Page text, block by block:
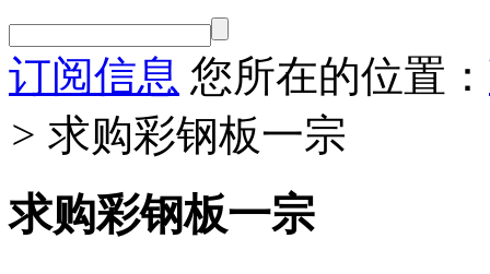
订阅信息 您所在的位置：
> 求购彩钢板一宗
求购彩钢板一宗